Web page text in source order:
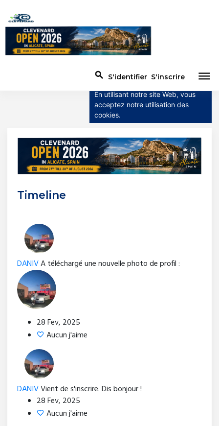
dehaze
search S'identifier S'inscrire
Timeline
DANIVA téléchargé une nouvelle photo de profil :
28 Fev, 2025
Aucun j'aime
DANIVVient de s'inscrire. Dis bonjour !
28 Fev, 2025
Aucun j'aime
Ce site utilise des
cookies
Ce site utilise des cookies pour
En utilisant notre site Web, vous
acceptez notre utilisation des
cookies.